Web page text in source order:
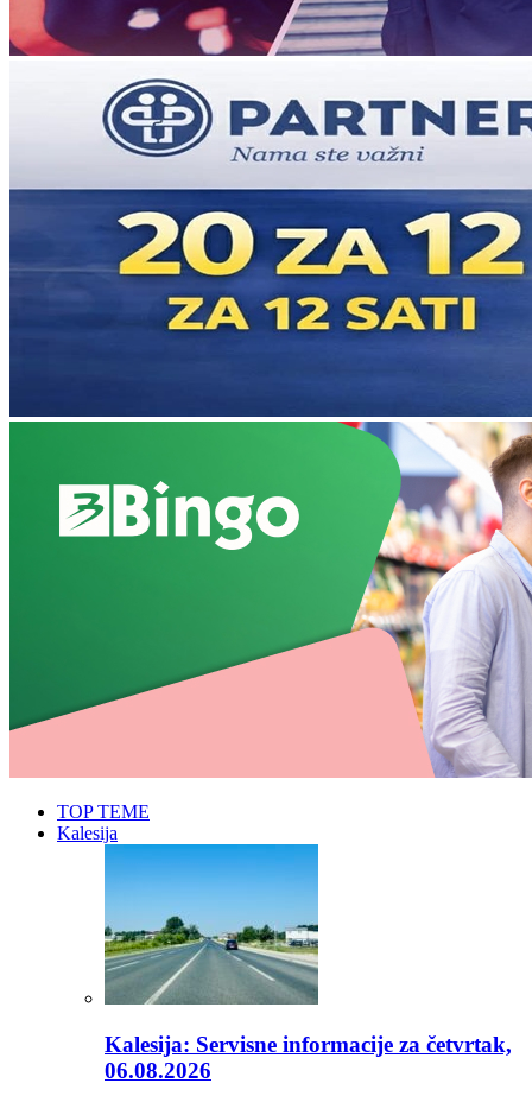
TOP TEME
Kalesija
Kalesija: Servisne informacije za četvrtak,
06.08.2026